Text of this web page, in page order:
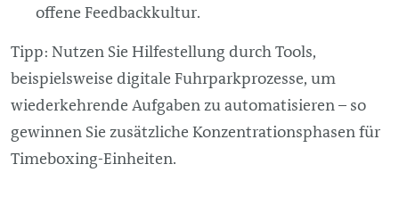
offene Feedbackkultur.
Tipp: Nutzen Sie Hilfestellung durch Tools,
beispielsweise digitale Fuhrparkprozesse, um
wiederkehrende Aufgaben zu automatisieren – so
gewinnen Sie zusätzliche Konzentrationsphasen für
Timeboxing-Einheiten.